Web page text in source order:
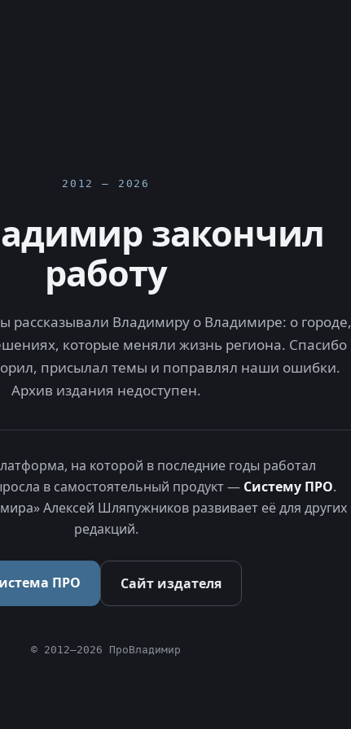
2012 — 2026
закончил
работу
рассказывали Владимиру о Владимире: о городе,
которые меняли жизнь региона. Спасибо
присылал темы и поправлял наши ошибки.
Архив издания недоступен.
на которой в последние годы работал
в самостоятельный продукт — Систему ПРО.
Алексей Шляпужников развивает её для других
редакций.
ПРО Сайт издателя
© 2012–2026 ПроВладимир